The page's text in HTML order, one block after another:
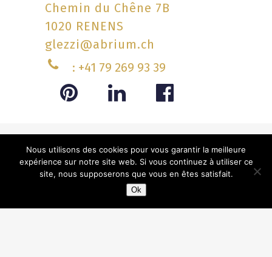
Chemin du Chêne 7B
1020 RENENS
glezzi@abrium.ch
: +41 79 269 93 39
Nous utilisons des cookies pour vous garantir la meilleure
expérience sur notre site web. Si vous continuez à utiliser ce
site, nous supposerons que vous en êtes satisfait.
Ok